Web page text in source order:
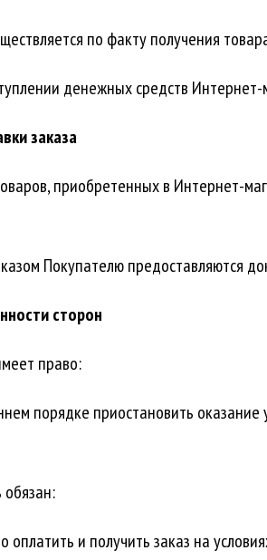
по факту получения
денежных средств
заказа
приобретенных в Интернет-
Покупателю предоставляются
сторон
право:
порядке приостановить
обязан:
оплатить и получить заказ на